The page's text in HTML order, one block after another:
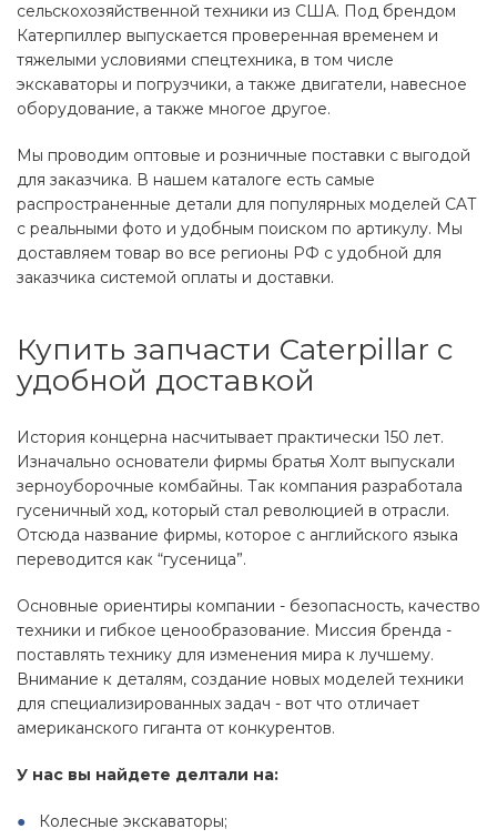
сельскохозяйственной техники из США. Под брендом
Катерпиллер выпускается проверенная временем и
тяжелыми условиями спецтехника, в том числе
экскаваторы и погрузчики, а также двигатели, навесное
оборудование, а также многое другое.
Мы проводим оптовые и розничные поставки с выгодой
для заказчика. В нашем каталоге есть самые
распространенные детали для популярных моделей CAT
с реальными фото и удобным поиском по артикулу. Мы
доставляем товар во все регионы РФ с удобной для
заказчика системой оплаты и доставки.
Купить запчасти Caterpillar с
удобной доставкой
История концерна насчитывает практически 150 лет.
Изначально основатели фирмы братья Холт выпускали
зерноуборочные комбайны. Так компания разработала
гусеничный ход, который стал революцией в отрасли.
Отсюда название фирмы, которое с английского языка
переводится как “гусеница”.
Основные ориентиры компании - безопасность, качество
техники и гибкое ценообразование. Миссия бренда -
поставлять технику для изменения мира к лучшему.
Внимание к деталям, создание новых моделей техники
для специализированных задач - вот что отличает
американского гиганта от конкурентов.
У нас вы найдете делтали на:
Колесные экскаваторы;